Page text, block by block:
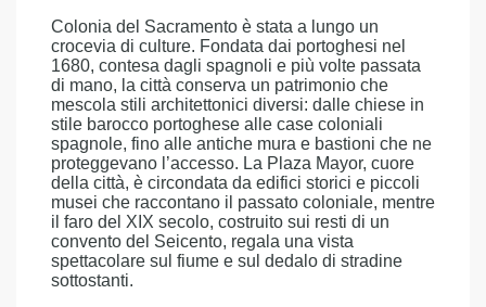
Colonia del Sacramento è stata a lungo un
crocevia di culture. Fondata dai portoghesi nel
1680, contesa dagli spagnoli e più volte passata
di mano, la città conserva un patrimonio che
mescola stili architettonici diversi: dalle chiese in
stile barocco portoghese alle case coloniali
spagnole, fino alle antiche mura e bastioni che ne
proteggevano l’accesso. La Plaza Mayor, cuore
della città, è circondata da edifici storici e piccoli
musei che raccontano il passato coloniale, mentre
il faro del XIX secolo, costruito sui resti di un
convento del Seicento, regala una vista
spettacolare sul fiume e sul dedalo di stradine
sottostanti.